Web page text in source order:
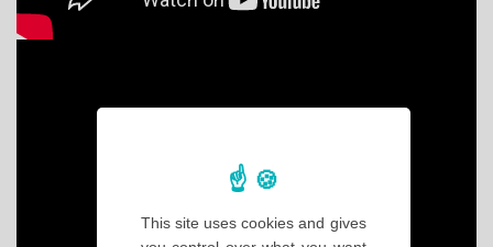
This site uses cookies and gives